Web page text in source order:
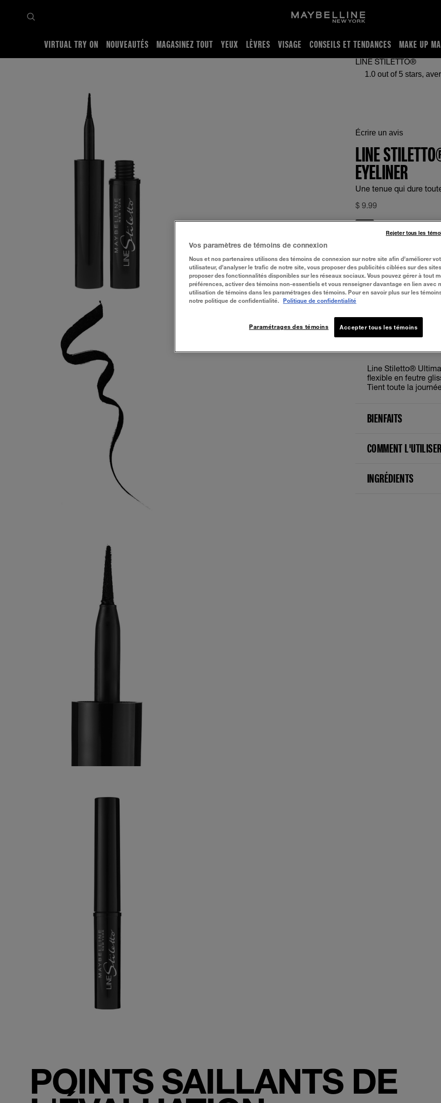
VIRTUAL TRY ON NOUVEAUTÉS MAGASINEZ TOUT YEUX LÈVRES VISAGE CONSEILS ET TENDANCES MAKE UP
Accueil Magasinez tout Yeux Traceur Line Stiletto Ultimate Precision Liquid Eyeliner
LINE STILETTO®
1.0 out of 5 stars, average
Écrire un avis
LINE
EYELINER
Une tenue qui dure
$ 9.99
Blackest Black
À PROPOS
Line Stiletto®
flexible en feutre
Tient toute la
BIENFAITS
COMMENT
INGRÉDIENTS
POINTS SAILLANTS DE
Vos paramètres de témoins de connexion
Nous et nos partenaires utilisons des témoins de connexion sur notre site afin d’améliorer
utilisateur, d’analyser le trafic de notre site, vous proposer des publicités ciblées sur des
proposer des fonctionnalités disponibles sur les réseaux sociaux. Vous pouvez gérer à tout
préférences, activer des témoins non-essentiels et vous renseigner davantage en lien avec
utilisation de témoins dans les paramétrages des témoins. Pour en savoir plus sur les
notre politique de confidentialité.
Politique de confidentialité
Accepter tous les témoins
Paramétrages des témoins
Rejeter tous les